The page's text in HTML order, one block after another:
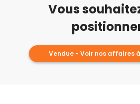
Vous
Vendue - Voir nos affaires